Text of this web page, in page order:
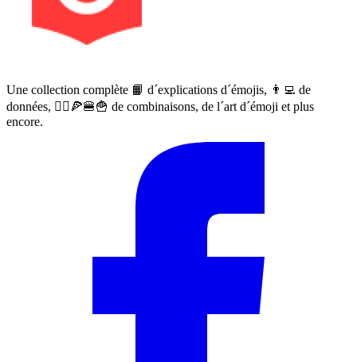
Une collection complète 📙 d´explications d´émojis, 👨‍💻 de
données, 🙅‍♀️🍕🍔🍟 de combinaisons, de l´art d´émoji et plus
encore.